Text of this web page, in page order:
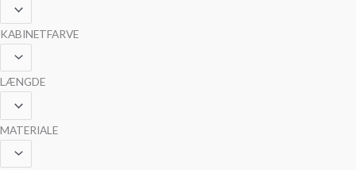
KABINETFARVE
LÆNGDE
MATERIALE